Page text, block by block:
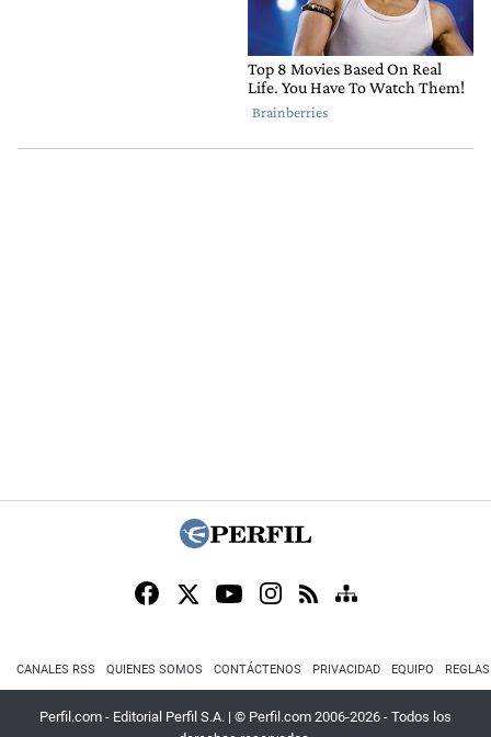
CANALES RSS QUIENES SOMOS CONTÁCTENOS PRIVACIDAD EQUIPO
Perfil.com - Editorial Perfil S.A. | © Perfil.com 2006-2026 - Todos los